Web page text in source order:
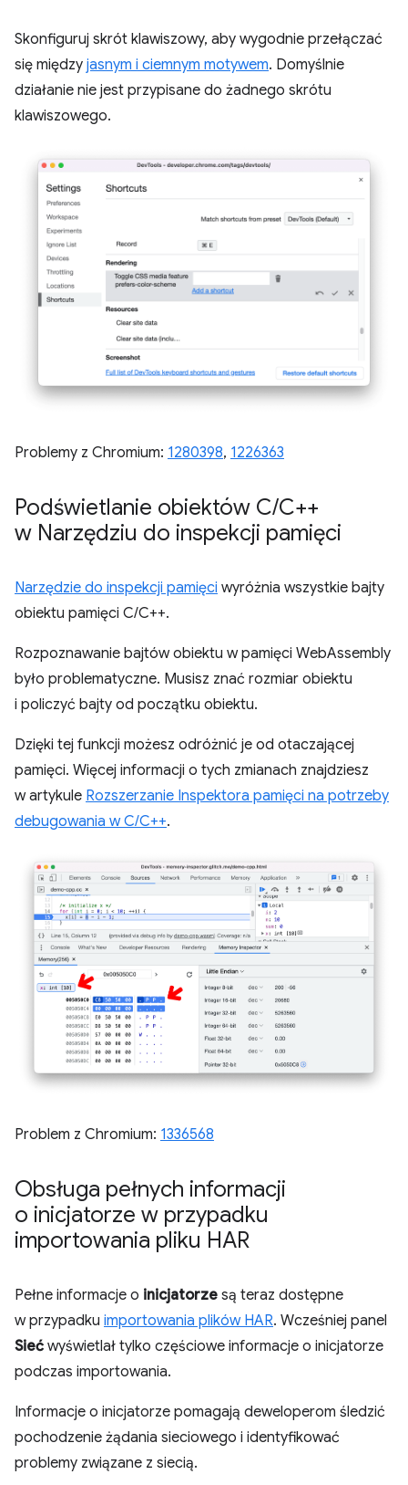
Skonfiguruj skrót klawiszowy, aby wygodnie przełączać
się między jasnym i ciemnym motywem. Domyślnie
działanie nie jest przypisane do żadnego skrótu
klawiszowego.
Problemy z Chromium: 1280398, 1226363
Podświetlanie obiektów C/C++
w Narzędziu do inspekcji pamięci
Narzędzie do inspekcji pamięci wyróżnia wszystkie bajty
obiektu pamięci C/C++.
Rozpoznawanie bajtów obiektu w pamięci WebAssembly
było problematyczne. Musisz znać rozmiar obiektu
i policzyć bajty od początku obiektu.
Dzięki tej funkcji możesz odróżnić je od otaczającej
pamięci. Więcej informacji o tych zmianach znajdziesz
w artykule Rozszerzanie Inspektora pamięci na potrzeby
debugowania w C/C++.
Problem z Chromium: 1336568
Obsługa pełnych informacji
o inicjatorze w przypadku
importowania pliku HAR
Pełne informacje o inicjatorze są teraz dostępne
w przypadku importowania plików HAR. Wcześniej panel
Sieć wyświetlał tylko częściowe informacje o inicjatorze
podczas importowania.
Informacje o inicjatorze pomagają deweloperom śledzić
pochodzenie żądania sieciowego i identyfikować
problemy związane z siecią.